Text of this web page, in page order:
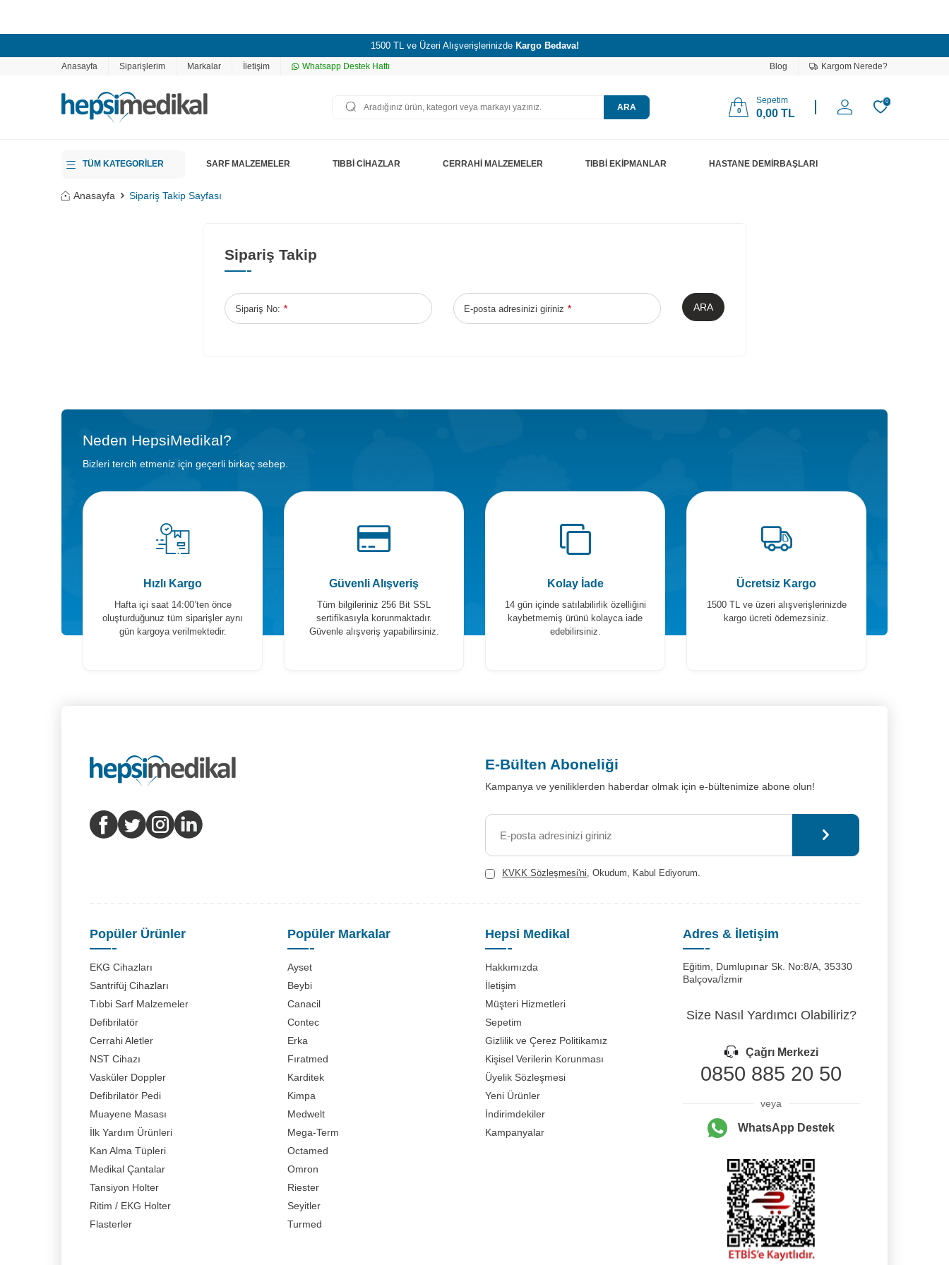
1500 TL ve Üzeri Alışverişlerinizde Kargo Bedava!
Anasayfa Siparişlerim Markalar İletişim Whatsapp Destek Hattı Blog Kargom Nerede?
ARA 0
Sepetim
0,00 TL
0
TÜM KATEGORİLER SARF MALZEMELER TIBBİ CİHAZLAR CERRAHİ MALZEMELER TIBBİ EKİPMANLAR HASTANE DEMİRBAŞLARI
Anasayfa Sipariş Takip Sayfası
Sipariş Takip
Sipariş No: * E-posta adresinizi giriniz * ARA
Neden HepsiMedikal?
Bizleri tercih etmeniz için geçerli birkaç sebep.
Hızlı Kargo
Hafta içi saat 14:00’ten önce
oluşturduğunuz tüm siparişler aynı
gün kargoya verilmektedir.
Güvenli Alışveriş
Tüm bilgileriniz 256 Bit SSL
sertifikasıyla korunmaktadır.
Güvenle alışveriş yapabilirsiniz.
Kolay İade
14 gün içinde satılabilirlik özelliğini
kaybetmemiş ürünü kolayca iade
edebilirsiniz.
Ücretsiz Kargo
1500 TL ve üzeri alışverişlerinizde
kargo ücreti ödemezsiniz.
E-Bülten Aboneliği
Kampanya ve yeniliklerden haberdar olmak için e-bültenimize abone olun!
KVKK Sözleşmesi'ni, Okudum, Kabul Ediyorum.
Popüler Ürünler
EKG Cihazları
Santrifüj Cihazları
Tıbbi Sarf Malzemeler
Defibrilatör
Cerrahi Aletler
NST Cihazı
Vasküler Doppler
Defibrilatör Pedi
Muayene Masası
İlk Yardım Ürünleri
Kan Alma Tüpleri
Medikal Çantalar
Tansiyon Holter
Ritim / EKG Holter
Flasterler
Popüler Markalar
Ayset
Beybi
Canacil
Contec
Erka
Fıratmed
Karditek
Kimpa
Medwelt
Mega-Term
Octamed
Omron
Riester
Seyitler
Turmed
Hepsi Medikal
Hakkımızda
İletişim
Müşteri Hizmetleri
Sepetim
Gizlilik ve Çerez Politikamız
Kişisel Verilerin Korunması
Üyelik Sözleşmesi
Yeni Ürünler
İndirimdekiler
Kampanyalar
Adres & İletişim
Eğitim, Dumlupınar Sk. No:8/A, 35330
Balçova/İzmir
Size Nasıl Yardımcı Olabiliriz?
Çağrı Merkezi
0850 885 20 50
veya
WhatsApp Destek